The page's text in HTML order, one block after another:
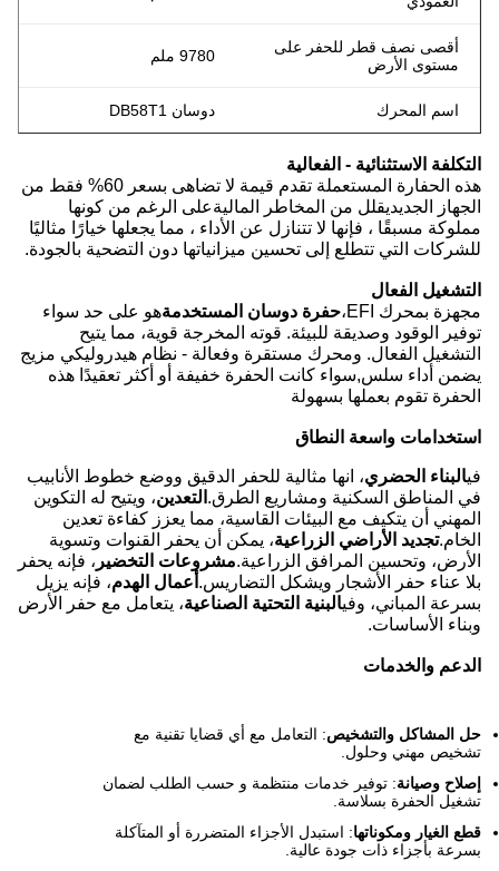
أقصى نصف قطر للحفر على
مستوى الأرض
9780 ملم
اسم المحرك دوسان DB58T1
التكلفة الاستثنائية - الفعالية
هذه الحفارة المستعملة تقدم قيمة لا تضاهى بسعر 60% فقط من
الجهاز الجديديقلل من المخاطر الماليةعلى الرغم من كونها
مملوكة مسبقًا ، فإنها لا تتنازل عن الأداء ، مما يجعلها خيارًا مثاليًا
للشركات التي تتطلع إلى تحسين ميزانياتها دون التضحية بالجودة.
التشغيل الفعال
مجهزة بمحرك EFI،
حفرة دوسان المستخدمةهو على حد سواء
توفير الوقود وصديقة للبيئة. قوته المخرجة قوية، مما يتيح
التشغيل الفعال. ومحرك مستقرة وفعالة - نظام هيدروليكي مزيج
يضمن أداء سلس,سواء كانت الحفرة خفيفة أو أكثر تعقيدًا هذه
الحفرة تقوم بعملها بسهولة
استخدامات واسعة النطاق
فيالبناء الحضري، انها مثالية للحفر الدقيق ووضع خطوط الأنابيب
في المناطق السكنية ومشاريع الطرق. التعدين، ويتيح له التكوين
المهني أن يتكيف مع البيئات القاسية، مما يعزز كفاءة تعدين
الخام.تجديد الأراضي الزراعية، يمكن أن يحفر القنوات وتسوية
الأرض، وتحسين المرافق الزراعية.مشروعات التخضير ، فإنه يحفر
بلا عناء حفر الأشجار ويشكل التضاريس. أعمال الهدم، فإنه يزيل
بسرعة المباني، وفيالبنية التحتية الصناعية، يتعامل مع حفر الأرض
وبناء الأساسات.
الدعم والخدمات
حل المشاكل والتشخيص: التعامل مع أي قضايا تقنية مع
تشخيص مهني وحلول.
إصلاح وصيانة: توفير خدمات منتظمة و حسب الطلب لضمان
تشغيل الحفرة بسلاسة.
قطع الغيار ومكوناتها: استبدل الأجزاء المتضررة أو المتآكلة
بسرعة بأجزاء ذات جودة عالية.